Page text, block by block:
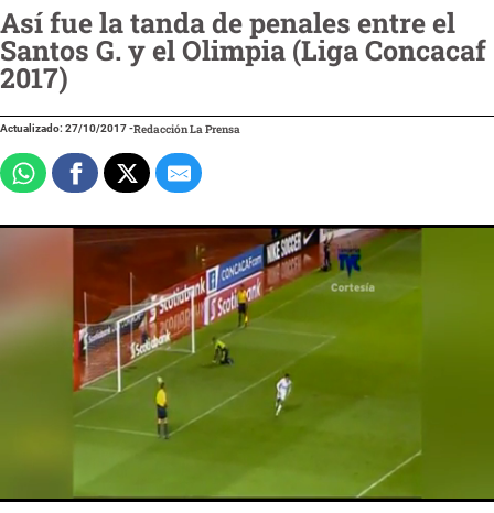
Así fue la tanda de penales entre el
Santos G. y el Olimpia (Liga Concacaf
2017)
Actualizado: 27/10/2017-Redacción La Prensa